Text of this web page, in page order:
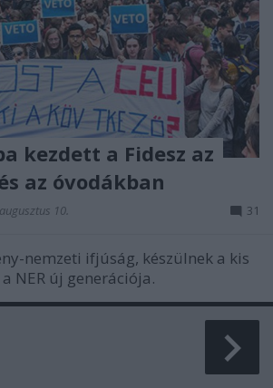
kezdett a Fidesz az
az óvodákban
10. 31
nemzeti ifjúság, készülnek a kis
NER új generációja.